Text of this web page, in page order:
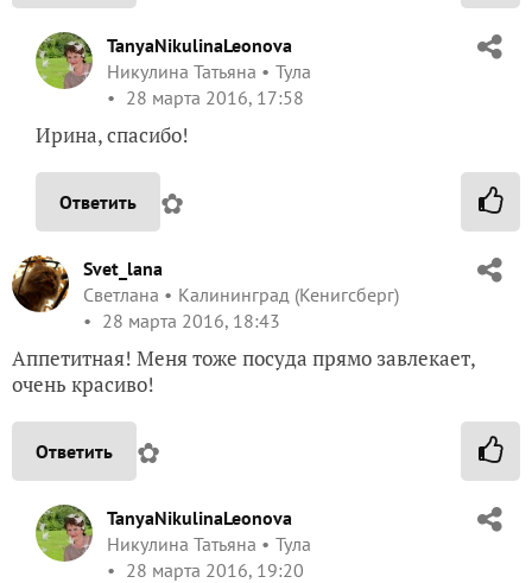
TanyaNikulinaLeonova
Никулина Татьяна
Тула
28 марта 2016, 17:58
Ирина, спасибо!
Ответить ✿
Svet_lana
Светлана
Калининград (Кенигсберг)
28 марта 2016, 18:43
Аппетитная! Меня тоже посуда прямо завлекает,
очень красиво!
Ответить ✿
TanyaNikulinaLeonova
Никулина Татьяна
Тула
28 марта 2016, 19:20